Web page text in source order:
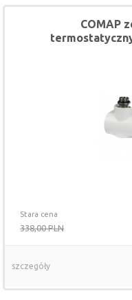
Stara cena
338,00 PLN
COMAP
termostatyczny
szczegóły